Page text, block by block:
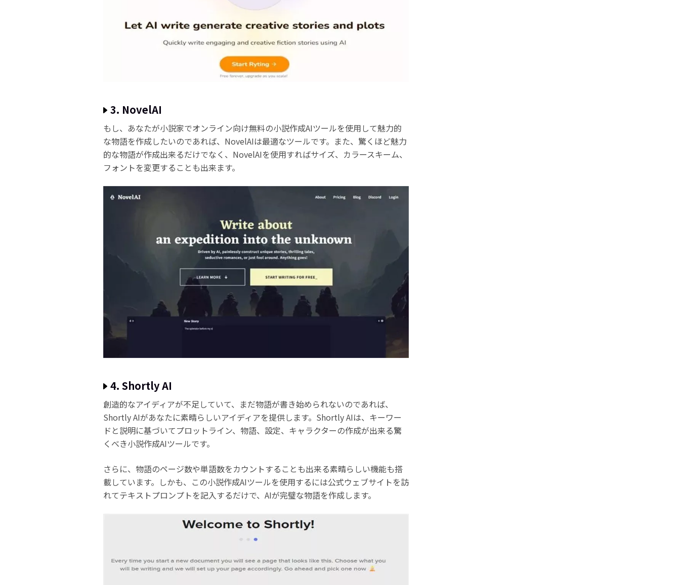
3. NovelAI
もし、あなたが小説家でオンライン向け無料の小説作成AIツールを使用して魅力的
な物語を作成したいのであれば、NovelAIは最適なツールです。また、驚くほど魅力
的な物語が作成出来るだけでなく、NovelAIを使用すればサイズ、カラースキーム、
フォントを変更することも出来ます。
4. Shortly AI
創造的なアイディアが不足していて、まだ物語が書き始められないのであれば、
Shortly AIがあなたに素晴らしいアイディアを提供します。Shortly AIは、キーワー
ドと説明に基づいてプロットライン、物語、設定、キャラクターの作成が出来る驚
くべき小説作成AIツールです。
さらに、物語のページ数や単語数をカウントすることも出来る素晴らしい機能も搭
載しています。しかも、この小説作成AIツールを使用するには公式ウェブサイトを訪
れてテキストプロンプトを記入するだけで、AIが完璧な物語を作成します。